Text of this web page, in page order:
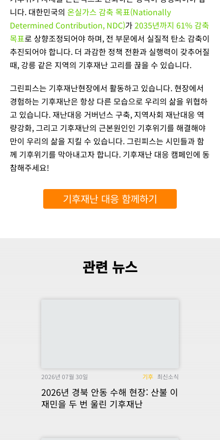
니다. 대한민국의 온실가스 감축 목표(Nationally
Determined Contribution, NDC)가2035년까지 61% 감축
목표로 상향조정되어야 하며, 전 부문에서 실질적 탄소 감축이
추진되어야 합니다. 더 과감한 정책 전환과 실행력이 갖추어질
때, 강릉 같은 지역의 기후재난 고리를 끊을 수 있습니다.
그린피스는 기후재난현장에서 활동하고 있습니다. 현장에서
경험하는 기후재난은 항상 다른 모습으로 우리의 삶을 위협하
고 있습니다. 재난대응 거버넌스 구축, 지역사회 재난대응 역
량강화, 그리고 기후재난의 근본원인인 기후위기를 해결해야
만이 우리의 삶을 지킬 수 있습니다. 그린피스는 시민들과 함
께 기후위기를 막아내고자 합니다. 기후재난 대응 캠페인에 동
참해주세요!
기후재난 대응 함께하기
관련 뉴스
2026년 07월 30일 기후 최신소식
2026년 경북 안동 수해 현장: 산불 이
재민을 두 번 울린 기후재난